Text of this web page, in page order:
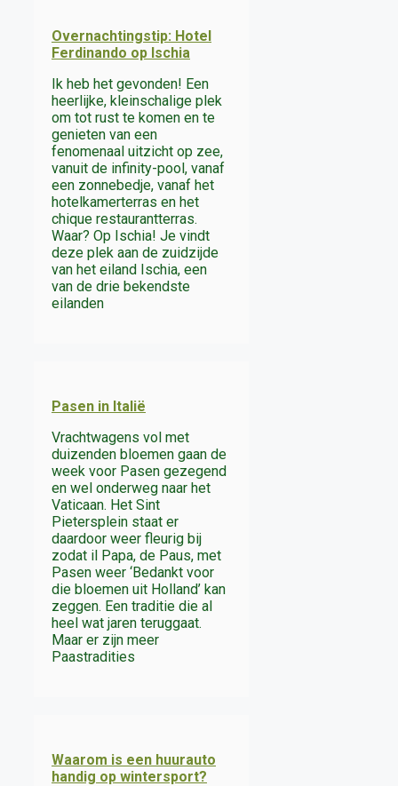
Overnachtingstip: Hotel
Ferdinando op Ischia
Ik heb het gevonden! Een
heerlijke, kleinschalige plek
om tot rust te komen en te
genieten van een
fenomenaal uitzicht op zee,
vanuit de infinity-pool, vanaf
een zonnebedje, vanaf het
hotelkamerterras en het
chique restaurantterras.
Waar? Op Ischia! Je vindt
deze plek aan de zuidzijde
van het eiland Ischia, een
van de drie bekendste
eilanden
Pasen in Italië
Vrachtwagens vol met
duizenden bloemen gaan de
week voor Pasen gezegend
en wel onderweg naar het
Vaticaan. Het Sint
Pietersplein staat er
daardoor weer fleurig bij
zodat il Papa, de Paus, met
Pasen weer ‘Bedankt voor
die bloemen uit Holland’ kan
zeggen. Een traditie die al
heel wat jaren teruggaat.
Maar er zijn meer
Paastradities
Waarom is een huurauto
handig op wintersport?